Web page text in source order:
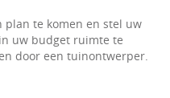
plan te komen en stel uw
uw budget ruimte te
door een tuinontwerper.